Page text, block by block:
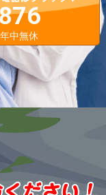
中無休